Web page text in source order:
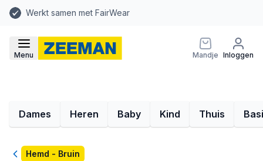
Werkt samen met FairWear
Menu Mandje Inloggen
Dames Heren Baby Kind Thuis
TerugHemd - Bruin